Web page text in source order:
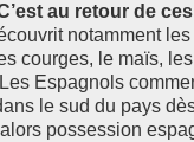
au retour de
notamment
courges, le maïs,
Espagnols
le sud du pays
possession